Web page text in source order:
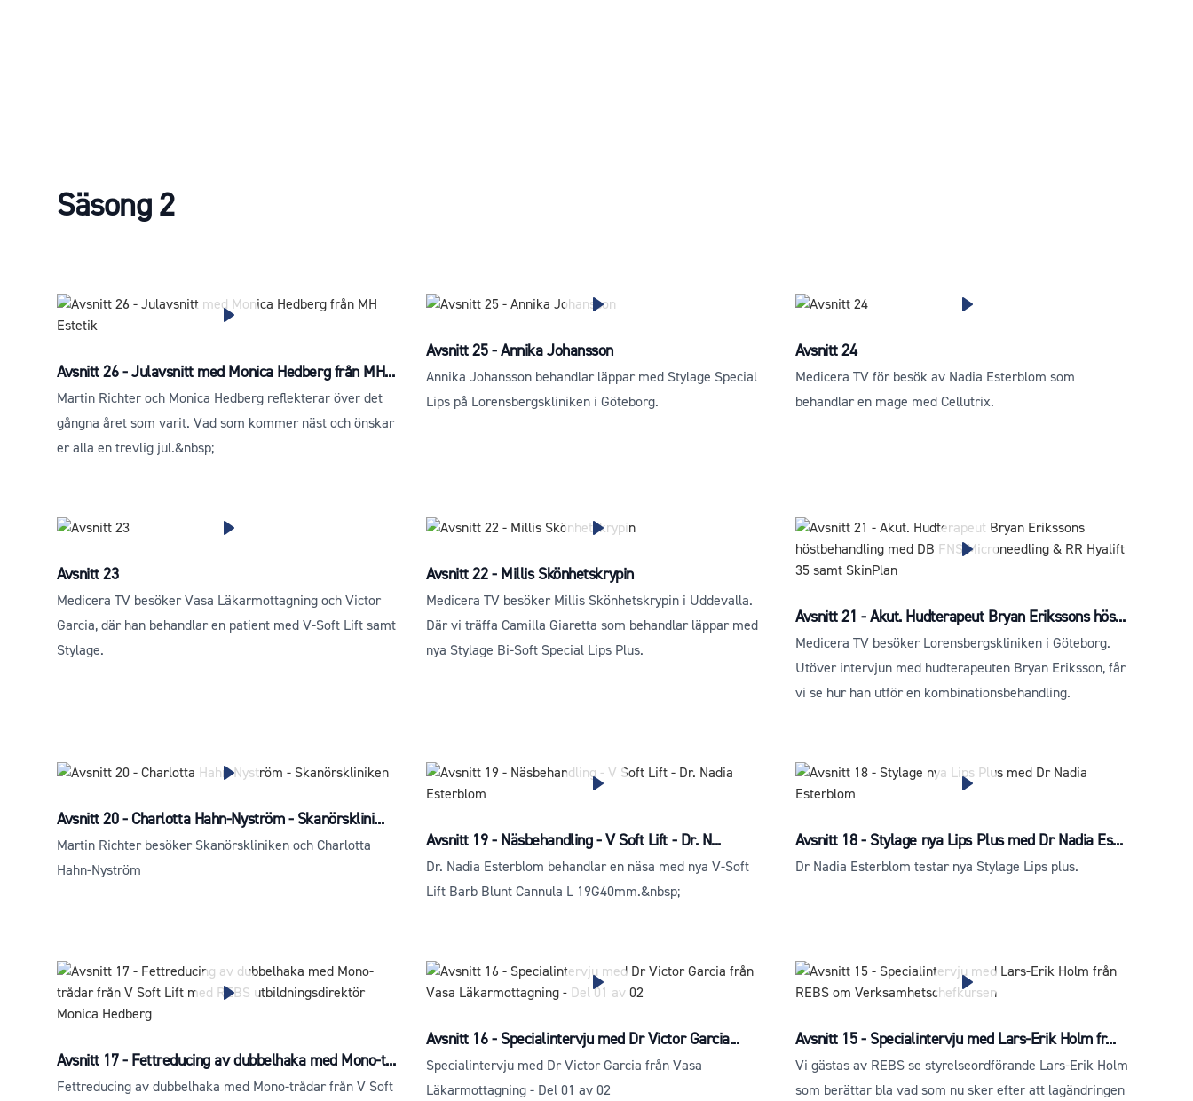
Säsong 2
Avsnitt 26 - Julavsnitt med Monica Hedberg från MH...
Martin Richter och Monica Hedberg reflekterar över det
gångna året som varit. Vad som kommer näst och önskar
er alla en trevlig jul.&nbsp;
Avsnitt 25 - Annika Johansson
Annika Johansson behandlar läppar med Stylage Special
Lips på Lorensbergskliniken i Göteborg.
Avsnitt 24
Medicera TV för besök av Nadia Esterblom som
behandlar en mage med Cellutrix.
Avsnitt 23
Medicera TV besöker Vasa Läkarmottagning och Victor
Garcia, där han behandlar en patient med V-Soft Lift samt
Stylage.
Avsnitt 22 - Millis Skönhetskrypin
Medicera TV besöker Millis Skönhetskrypin i Uddevalla.
Där vi träffa Camilla Giaretta som behandlar läppar med
nya Stylage Bi-Soft Special Lips Plus.
Avsnitt 21 - Akut. Hudterapeut Bryan Erikssons hös...
Medicera TV besöker Lorensbergskliniken i Göteborg.
Utöver intervjun med hudterapeuten Bryan Eriksson, får
vi se hur han utför en kombinationsbehandling.
Avsnitt 20 - Charlotta Hahn-Nyström - Skanörsklini...
Martin Richter besöker Skanörskliniken och Charlotta
Hahn-Nyström
Avsnitt 19 - Näsbehandling - V Soft Lift - Dr. N...
Dr. Nadia Esterblom behandlar en näsa med nya V-Soft
Lift Barb Blunt Cannula L 19G40mm.&nbsp;
Avsnitt 18 - Stylage nya Lips Plus med Dr Nadia Es...
Dr Nadia Esterblom testar nya Stylage Lips plus.
Avsnitt 17 - Fettreducing av dubbelhaka med Mono-t...
Fettreducing av dubbelhaka med Mono-trådar från V Soft
Avsnitt 16 - Specialintervju med Dr Victor Garcia...
Specialintervju med Dr Victor Garcia från Vasa
Läkarmottagning - Del 01 av 02
Avsnitt 15 - Specialintervju med Lars-Erik Holm fr...
Vi gästas av REBS se styrelseordförande Lars-Erik Holm
som berättar bla vad som nu sker efter att lagändringen